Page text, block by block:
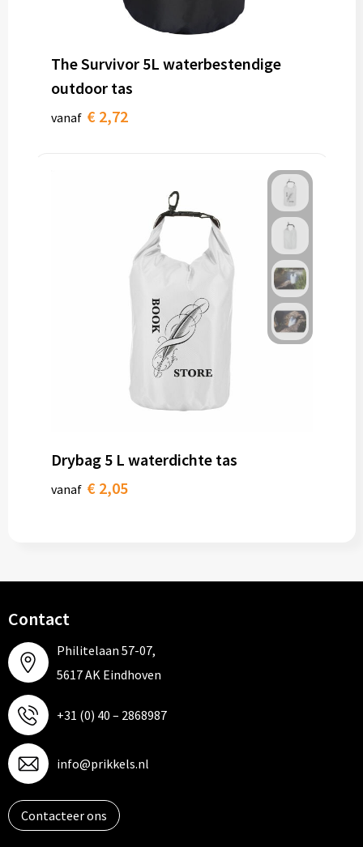
The Survivor 5L waterbestendige
outdoor tas
vanaf € 2,72
Drybag 5 L waterdichte tas
vanaf € 2,05
Contact
Philitelaan 57-07,
5617 AK Eindhoven
+31 (0) 40 – 2868987
info@prikkels.nl
Contacteer ons